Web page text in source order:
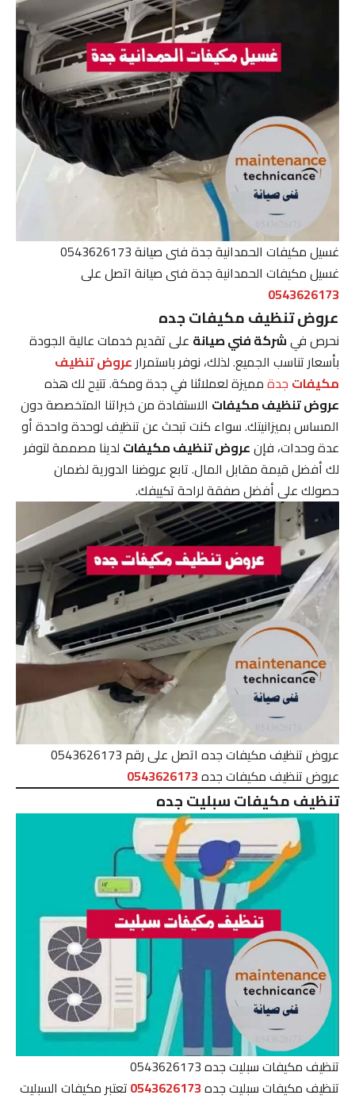
غسيل مكيفات الحمدانية جدة فنى صيانة 0543626173
غسيل مكيفات الحمدانية جدة فنى صيانة اتصل على
0543626173
عروض تنظيف مكيفات جده
نحرص فيشركة فني صيانة على تقديم خدمات عالية الجودة
بأسعار تناسب الجميع. لذلك، نوفر باستمرارعروض تنظيف
مكيفات جدةمميزة لعملائنا في جدة ومكة. تتيح لك هذه
عروض تنظيف مكيفات الاستفادة من خبراتنا المتخصصة دون
المساس بميزانيتك. سواء كنت تبحث عن تنظيف لوحدة واحدة أو
عدة وحدات، فإنعروض تنظيف مكيفات لدينا مصممة لتوفر
لك أفضل قيمة مقابل المال. تابع عروضنا الدورية لضمان
حصولك على أفضل صفقة لراحة تكييفك.
عروض تنظيف مكيفات جده اتصل على رقم 0543626173
عروض تنظيف مكيفات جده0543626173
تنظيف مكيفات سبليت جده
تنظيف مكيفات سبليت جده 0543626173
تنظيف مكيفات سبليت جده0543626173تعتبر مكيفات السبليت